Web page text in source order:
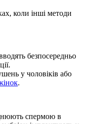
коли інші методи
безпосередньо
у чоловіків або
.
спермою в